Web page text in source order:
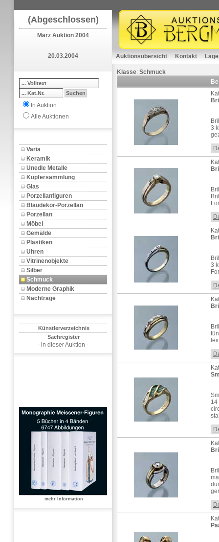
(Abgeschlossen)
März Auktion 2004
20.03.2004
In Auktion
Alle Auktionen
Varia
Keramik
Unedle Metalle
Kupfersammlung
Glas
Porzellanfiguren
Blaudekor-Porzellan
Porzellan
Möbel
Gemälde
Plastiken
Uhren
Vitrinenobjekte
Silber
Schmuck
Moderne Graphik
Nachträge
Künstlerverzeichnis
Sachregister
- in dieser Auktion -
mehr Information
Auktionsübersicht Kontakt
Klasse: Schmuck
3
3
14